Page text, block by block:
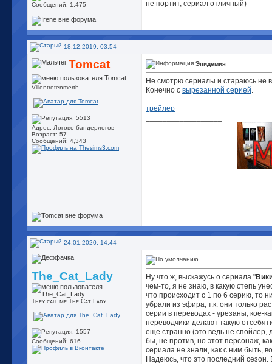
Сообщений: 1,475 не портит, сериал отличный)
18.12.2019, 03:54
Tomcat
Villentretenmerth
Адрес: Логово бандерлогов
Возраст: 57
Сообщений: 4,343
Эпидемия
Не смотрю сериалы и стараюсь не
Конечно с вырезанной серией.
трейлер
24.01.2020, 14:44
The_Cat_Lady
Ƭʜᴇʏ cᴀʟʟ ᴍᴇ Ƭʜᴇ Cᴀᴛ Lᴀᴅʏ
Сообщений: 616
Ну что ж, выскажусь о сериала "
чем-то, я не знаю, в какую степь
что происходит с 1 по 6 серию, то
убрали из эфира, т.к. они только
серии в переводах - урезаны, кое-
переводчики делают такую
еще странно (это ведь не спойлер,
бы, не против, но этот персонаж,
сериала не знали, как с ним быть,
Надеюсь, что это последний сезон.